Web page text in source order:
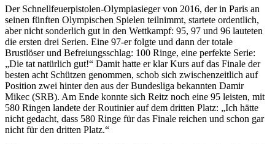
Der Schnellfeuerpistolen-Olympiasieger von 2016, der in Paris an
seinen fünften Olympischen Spielen teilnimmt, startete ordentlich,
aber nicht sonderlich gut in den Wettkampf: 95, 97 und 96 lauteten
die ersten drei Serien. Eine 97-er folgte und dann der totale
Brustlöser und Befreiungsschlag: 100 Ringe, eine perfekte Serie:
„Die tat natürlich gut!“ Damit hatte er klar Kurs auf das Finale der
besten acht Schützen genommen, schob sich zwischenzeitlich auf
Position zwei hinter den aus der Bundesliga bekannten Damir
Mikec (SRB). Am Ende konnte sich Reitz noch eine 95 leisten, mit
580 Ringen landete der Routinier auf dem dritten Platz: „Ich hätte
nicht gedacht, dass 580 Ringe für das Finale reichen und schon gar
nicht für den dritten Platz.“